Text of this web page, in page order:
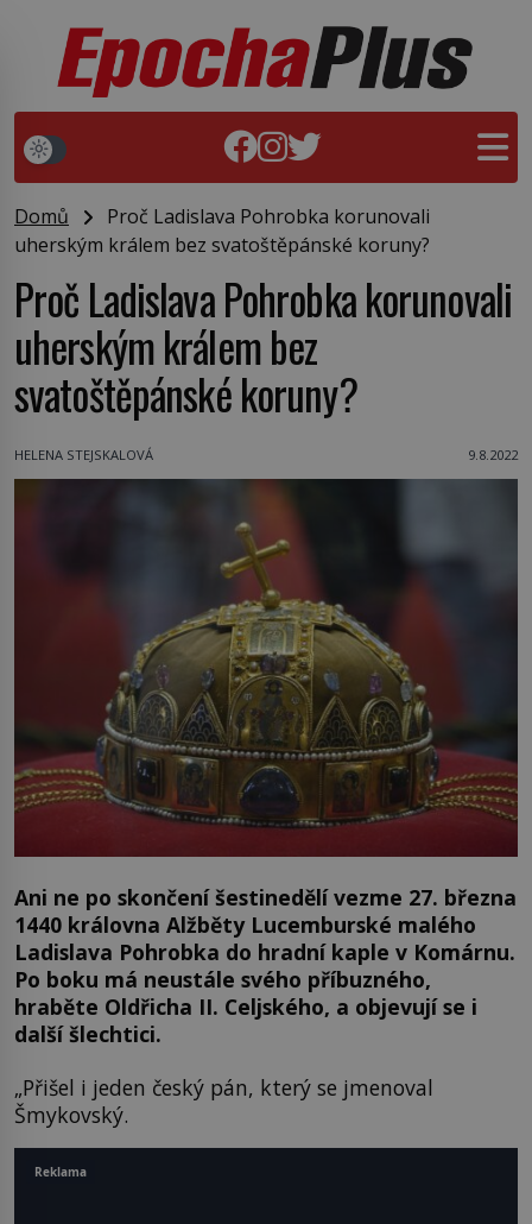
Domů
Proč Ladislava Pohrobka korunovali
uherským králem bez svatoštěpánské koruny?
Proč Ladislava Pohrobka korunovali
uherským králem bez
svatoštěpánské koruny?
HELENA STEJSKALOVÁ 9.8.2022
Ani ne po skončení šestinedělí vezme 27. března
1440 královna Alžběty Lucemburské malého
Ladislava Pohrobka do hradní kaple v Komárnu.
Po boku má neustále svého příbuzného,
hraběte Oldřicha II. Celjského, a objevují se i
další šlechtici.
„Přišel i jeden český pán, který se jmenoval
Šmykovský.
Reklama